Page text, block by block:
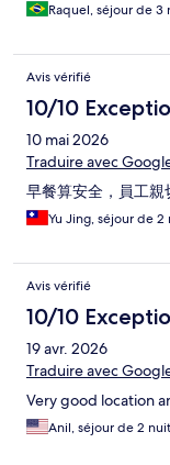
Raquel, séjour de 3
Avis vérifié
10/10
10 mai 2026
Traduire avec
早餐算安全，員工親
Yu Jing, séjour de 2
Avis vérifié
10/10
19 avr. 2026
Traduire avec
Very good location
Anil, séjour de 2